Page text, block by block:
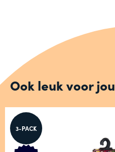
Ook leuk voor jou
3-PACK